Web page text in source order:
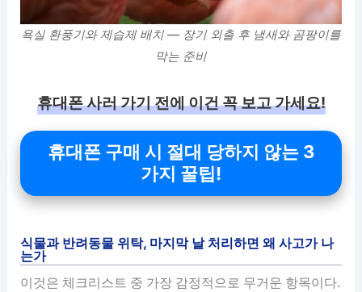
욕실 환풍기와 제습제 배치 — 장기 외출 후 냄새와 곰팡이를
막는 준비
휴대폰 사러 가기 전에 이건 꼭 보고 가세요!
휴대폰 구매 시 절대 당하지 않는 3
가지 꿀팁!
식물과 반려동물 위탁, 마지막 날 처리하면 왜 사고가 나
는가
이것은 체크리스트 중 가장 감정적으로 무거운 항목이다.